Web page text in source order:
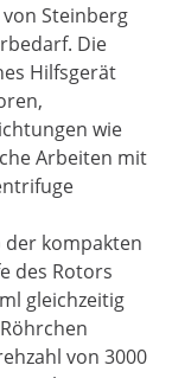
von Steinberg
Die
Hilfsgerät
wie
Arbeiten mit
kompakten
des Rotors
gleichzeitig
von 3000